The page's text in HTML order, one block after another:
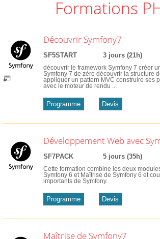
Formations
Découvrir Symfony7
SF5START 3 jours (21h)
découvrir le framework Symfony 7 créer
Symfony 7 de zéro découvrir la structure
appliquer un pattern MVC construire ses
avec le moteur de rendu ...
Programme Devis
Développement Web avec
SF7PACK 5 jours (35h)
Cette formation combine les deux
Symfony 6 et Maîtrise de Symfony 6 et
importants de Symfony.
Programme Devis
Maîtrise de Symfony7